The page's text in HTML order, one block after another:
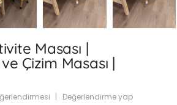
Masası |
Çizim Masası |
| Değerlendirme yap